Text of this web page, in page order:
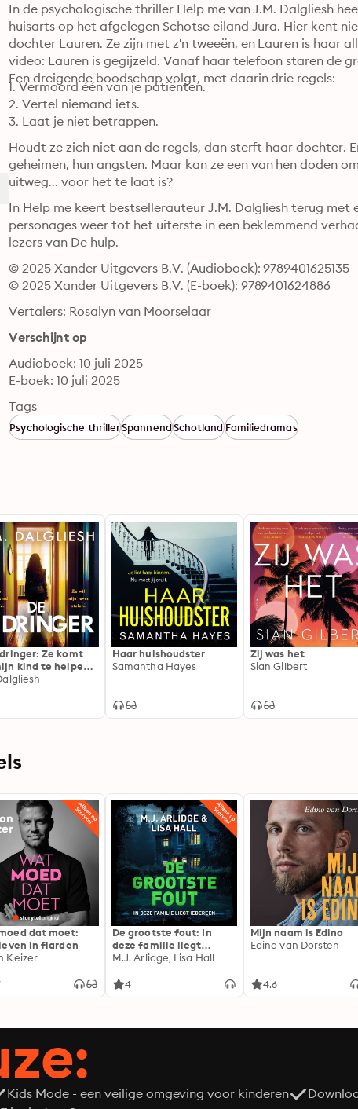
In de psychologische thriller Help me van J.M. Dalgliesh
huisarts op het afgelegen Schotse eiland Jura. Hier kent
dochter Lauren. Ze zijn met z'n tweeën, en Lauren is haar
video: Lauren is gegijzeld. Vanaf haar telefoon staren de
Een dreigende boodschap volgt, met daarin drie regels:
1. Vermoord één van je patiënten.
2. Vertel niemand iets.
3. Laat je niet betrappen.
Houdt ze zich niet aan de regels, dan sterft haar dochter.
geheimen, hun angsten. Maar kan ze een van hen doden
uitweg... voor het te laat is?
In Help me keert bestsellerauteur J.M. Dalgliesh terug
personages weer tot het uiterste in een beklemmend
lezers van De hulp.
© 2025 Xander Uitgevers B.V. (Audioboek): 9789401625135
© 2025 Xander Uitgevers B.V. (E-boek): 9789401624886
Vertalers: Rosalyn van Moorselaar
Verschijnt op
Audioboek: 10 juli 2025
E-boek: 10 juli 2025
Tags
Psychologische thrillerSpannendSchotlandFamiliedramas
Ze komt
kind te helpen.
mijn leven stelen.
Haar huishoudster
Samantha Hayes
Zij was het
Sian Gilbert
dat moet:
in flarden
Keizer
De grootste fout: In
deze familie liegt
iedereen
M.J. Arlidge, Lisa Hall
4
Mijn naam is Edino
Edino van Dorsten
4.6
Kids Mode - een veilige omgeving voor kinderen